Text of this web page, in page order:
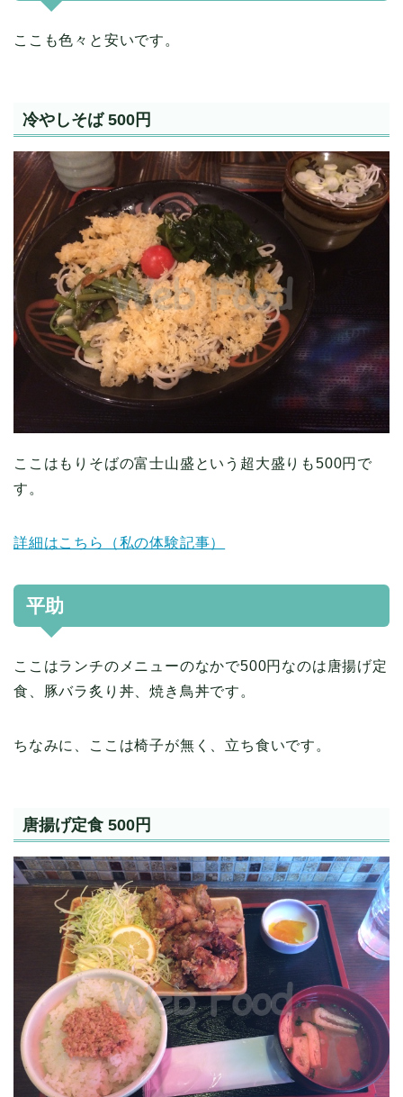
ここも色々と安いです。
冷やしそば 500円
ここはもりそばの富士山盛という超大盛りも500円で
す。
詳細はこちら（私の体験記事）
平助
ここはランチのメニューのなかで500円なのは唐揚げ定
食、豚バラ炙り丼、焼き鳥丼です。
ちなみに、ここは椅子が無く、立ち食いです。
唐揚げ定食 500円